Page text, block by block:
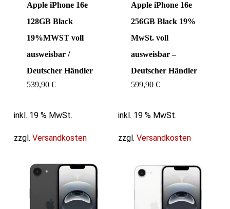
Apple iPhone 16e
128GB Black
19%MWST voll
ausweisbar /
Deutscher Händler
539,90€
inkl. 19 % MwSt.
zzgl.Versandkosten
Apple iPhone 16e
256GB Black 19%
MwSt. voll
ausweisbar –
Deutscher Händler
599,90€
inkl. 19 % MwSt.
zzgl.Versandkosten